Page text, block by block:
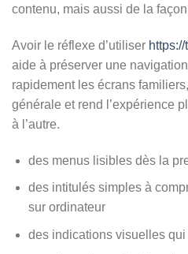
contenu, mais aussi de la
Avoir le réflexe d’utiliser
aide à préserver une
rapidement les écrans
générale et rend l’expérience
à l’autre.
des menus lisibles dès la
des intitulés simples à
sur ordinateur
des indications visuelles